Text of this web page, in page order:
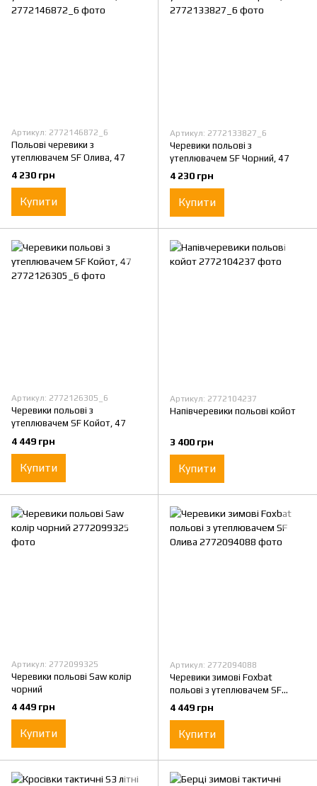
Артикул: 2772146872_6
Польові черевики з
утеплювачем SF Олива, 47
4 230 грн
Купити
Артикул: 2772133827_6
Черевики польові з
утеплювачем SF Чорний, 47
4 230 грн
Купити
Артикул: 2772126305_6
Черевики польові з
утеплювачем SF Койот, 47
4 449 грн
Купити
Артикул: 2772104237
Напівчеревики польові койот
3 400 грн
Купити
Артикул: 2772099325
Черевики польові Saw колір
чорний
4 449 грн
Купити
Артикул: 2772094088
Черевики зимові Foxbat
польові з утеплювачем SF
Олива
4 449 грн
Купити